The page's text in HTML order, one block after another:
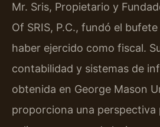
Mr. Sris, Propietario y
Of SRIS, P.C., fundó el
haber ejercido como fiscal.
contabilidad y sistemas de
obtenida en George Mason
proporciona una